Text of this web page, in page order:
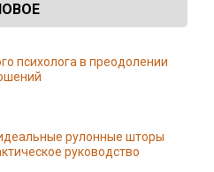
психолога в преодолении
рулонные шторы
руководство